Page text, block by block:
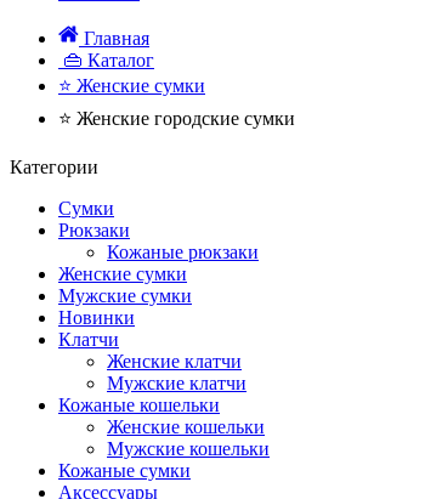
Главная
👜 Каталог
⭐ Женские сумки
⭐ Женские городские сумки
Категории
Сумки
Рюкзаки
Кожаные рюкзаки
Женские сумки
Мужские сумки
Новинки
Клатчи
Женские клатчи
Мужские клатчи
Кожаные кошельки
Женские кошельки
Мужские кошельки
Кожаные сумки
Аксессуары